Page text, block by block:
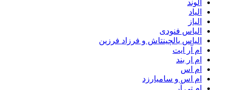
الوند
الیاد
الیاز
الیاس فنودی
الیاس یالچینتاش و فرزاد فرزین
ام آر ایت
ام‌ ار بند
ام اس
ام اس و سامیارزد
ام تی آر